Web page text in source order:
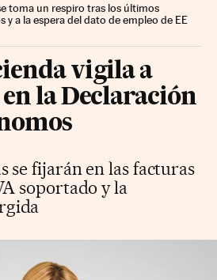
toma un respiro tras los últimos
y a la espera del dato de empleo de EE
vigila a
la Declaración
se fijarán en las facturas
soportado y la